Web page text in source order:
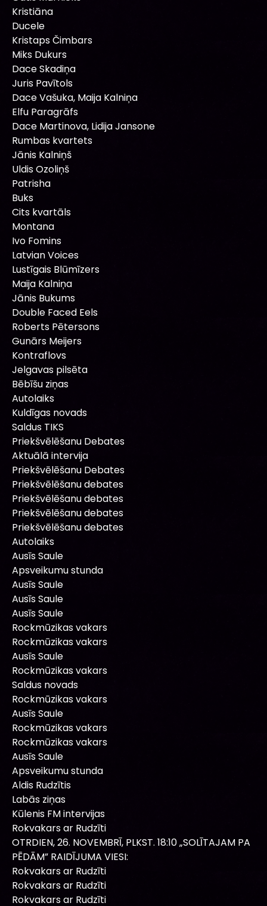
Kristiāna
Ducele
Kristaps Čimbars
Miks Dukurs
Dace Skadiņa
Juris Pavītols
Dace Vašuka, Maija Kalniņa
Elfu Paragrāfs
Dace Martinova, Lidija Jansone
Rumbas kvartets
Jānis Kalniņš
Uldis Ozoliņš
Patrisha
Buks
Cits kvartāls
Montana
Ivo Fomins
Latvian Voices
Lustīgais Blūmīzers
Maija Kalniņa
Jānis Bukums
Double Faced Eels
Roberts Pētersons
Gunārs Meijers
Kontraflovs
Jelgavas pilsēta
Bēbīšu ziņas
Autolaiks
Kuldīgas novads
Saldus TIKS
Priekšvēlēšanu Debates
Aktuālā intervija
Priekšvēlēšanu Debates
Priekšvēlēšanu debates
Priekšvēlēšanu debates
Priekšvēlēšanu debates
Priekšvēlēšanu debates
Autolaiks
Ausīs Saule
Apsveikumu stunda
Ausīs Saule
Ausīs Saule
Ausīs Saule
Rockmūzikas vakars
Rockmūzikas vakars
Ausīs Saule
Rockmūzikas vakars
Saldus novads
Rockmūzikas vakars
Ausīs Saule
Rockmūzikas vakars
Rockmūzikas vakars
Ausīs Saule
Apsveikumu stunda
Aldis Rudzītis
Labās ziņas
Kūlenis FM intervijas
Rokvakars ar Rudzīti
OTRDIEN, 26. NOVEMBRĪ, PLKST. 18:10 „SOLĪTAJAM PA
PĒDĀM” RAIDĪJUMA VIESI:
Rokvakars ar Rudzīti
Rokvakars ar Rudzīti
Rokvakars ar Rudzīti